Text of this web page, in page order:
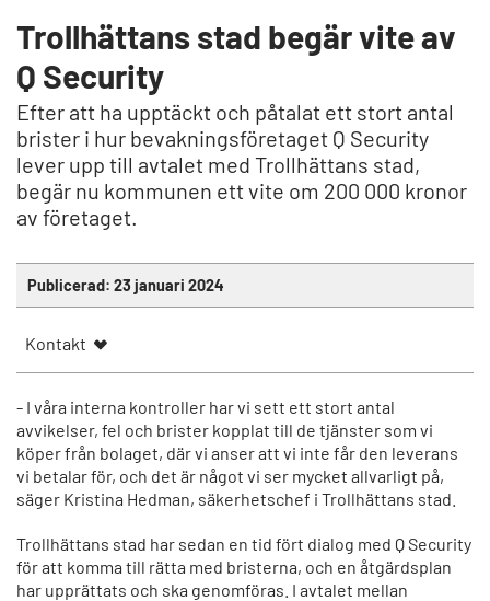
Trollhättans stad begär vite av
Q Security
Efter att ha upptäckt och påtalat ett stort antal
brister i hur bevakningsföretaget Q Security
lever upp till avtalet med Trollhättans stad,
begär nu kommunen ett vite om 200 000 kronor
av företaget.
Publicerad: 23 januari 2024
Kontakt
- I våra interna kontroller har vi sett ett stort antal
avvikelser, fel och brister kopplat till de tjänster som vi
köper från bolaget, där vi anser att vi inte får den leverans
vi betalar för, och det är något vi ser mycket allvarligt på,
säger Kristina Hedman, säkerhetschef i Trollhättans stad.
Trollhättans stad har sedan en tid fört dialog med Q Security
för att komma till rätta med bristerna, och en åtgärdsplan
har upprättats och ska genomföras. I avtalet mellan